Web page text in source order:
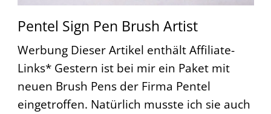
Pentel Sign Pen Brush Artist
Werbung Dieser Artikel enthält Affiliate-
Links* Gestern ist bei mir ein Paket mit
neuen Brush Pens der Firma Pentel
eingetroffen. Natürlich musste ich sie auch